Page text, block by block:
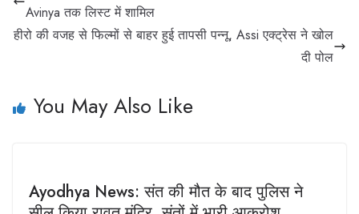
Avinya तक लिस्ट में शामिल
हीरो की वजह से फिल्मों से बाहर हुई तापसी पन्नू, Assi एक्ट्रेस ने खोल
दी पोल
You May Also Like
Ayodhya News: संत की मौत के बाद पुलिस ने